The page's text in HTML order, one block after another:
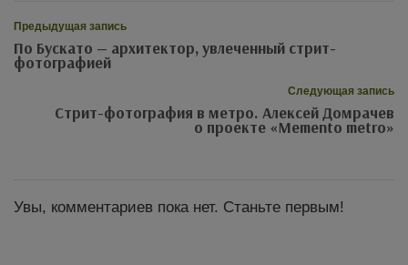
Предыдущая запись
По Бускато — архитектор, увлеченный стрит-
фотографией
Следующая запись
Стрит-фотография в метро. Алексей Домрачев
о проекте «Memento metro»
Увы, комментариев пока нет. Станьте первым!